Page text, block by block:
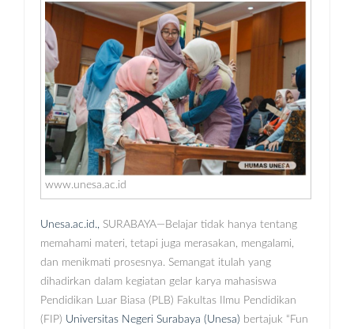
www.unesa.ac.id
Unesa.ac.id., SURABAYA—Belajar tidak hanya tentang
memahami materi, tetapi juga merasakan, mengalami,
dan menikmati prosesnya. Semangat itulah yang
dihadirkan dalam kegiatan gelar karya mahasiswa
Pendidikan Luar Biasa (PLB) Fakultas Ilmu Pendidikan
(FIP) Universitas Negeri Surabaya (Unesa) bertajuk “Fun